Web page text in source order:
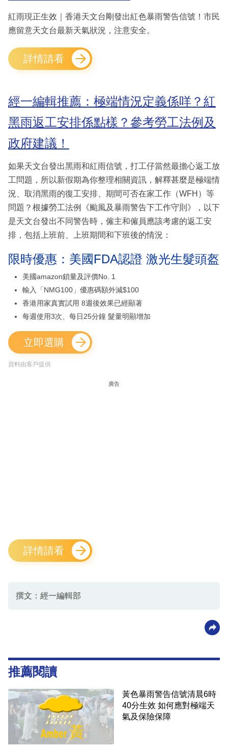
紅雨現正生效｜香港天文台剛發出紅色暴雨警告信號！市民
應留意天文台最新天氣狀況，注意安全。
詳情請看
經一編輯推薦：極端情況定義係咩？紅
黑雨返工安排係點樣？參考勞工法例及
政府建議！
如果天文台發出黑雨和紅雨信號，打工仔當然最擔心返工放
工問題，所以新假期為你整理相關資訊，解釋甚麼是極端情
況、取消黑雨的復工安排、期間可否在家工作（WFH）等
問題？根據勞工法例《颱風及暴雨警告下工作守則》，以下
是天文台發出不同警告時，僱主和僱員應該考慮的返工安
排，包括上班前、上班期間和下班後的情況：
限時優惠：美國FDA認證 激光生髮頭盔
美國amazon鎖量及評價No. 1
輸入「NMG100」優惠碼額外減$100
香港用家真實試用 8週後效果已經顯著
每週使用3次、每日25分鐘 髮量明顯增加
立即選購
資料由客戶提供
廣告
詳情請看
撰文：經一編輯部
推薦閱讀
黃色暴雨警告信號清晨6時
40分生效 如何應對極端天
氣及保險保障